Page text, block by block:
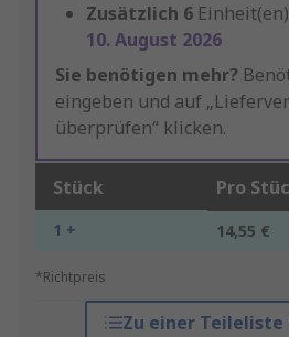
Zusätzlich 6
10. August 2026
Sie benötigen mehr?
eingeben und auf
überprüfen“ klicken.
Stück Pro
1 + 14,55 €
*Richtpreis
Zu einer